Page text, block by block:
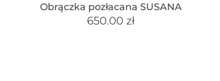
Obrączka pozłacana SUSANA
650.00zł